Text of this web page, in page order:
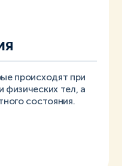
происходят при
физических тел, а
состояния.